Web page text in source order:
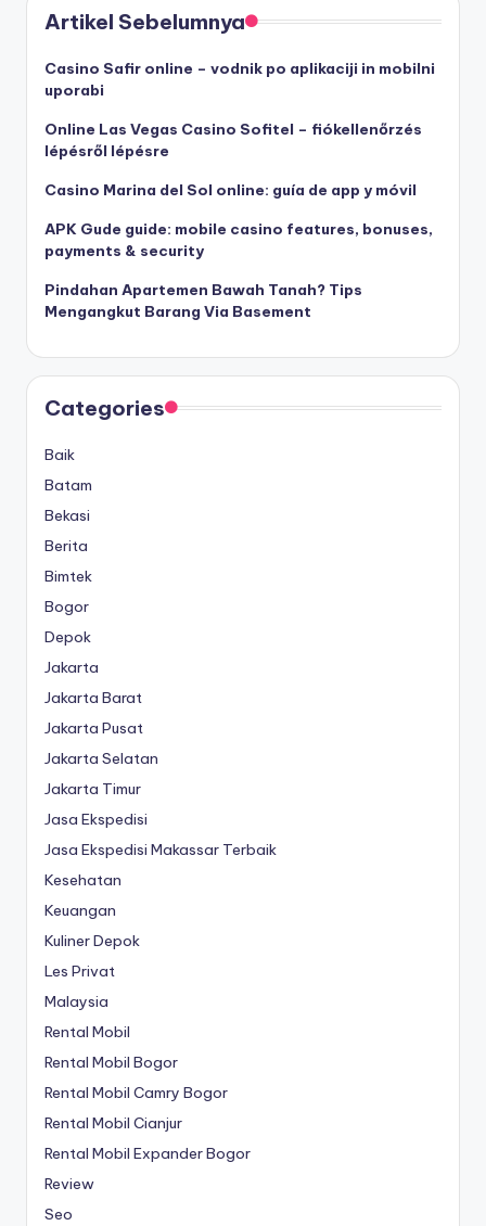
Artikel Sebelumnya
Casino Safir online – vodnik po aplikaciji in mobilni
uporabi
Online Las Vegas Casino Sofitel – fiókellenőrzés
lépésről lépésre
Casino Marina del Sol online: guía de app y móvil
APK Gude guide: mobile casino features, bonuses,
payments & security
Pindahan Apartemen Bawah Tanah? Tips
Mengangkut Barang Via Basement
Categories
Baik
Batam
Bekasi
Berita
Bimtek
Bogor
Depok
Jakarta
Jakarta Barat
Jakarta Pusat
Jakarta Selatan
Jakarta Timur
Jasa Ekspedisi
Jasa Ekspedisi Makassar Terbaik
Kesehatan
Keuangan
Kuliner Depok
Les Privat
Malaysia
Rental Mobil
Rental Mobil Bogor
Rental Mobil Camry Bogor
Rental Mobil Cianjur
Rental Mobil Expander Bogor
Review
Seo